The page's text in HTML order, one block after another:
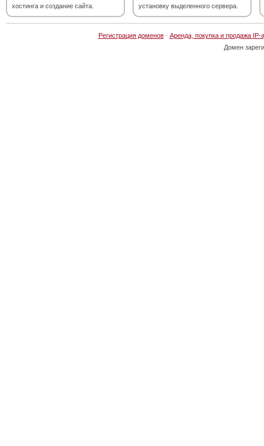
хостинга и создание сайта.
установку выделенного сервера.
Регистрация доменов· Аренда, покупка и продажа IP-
Домен